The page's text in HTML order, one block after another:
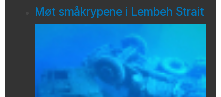
Møt småkrypene i Lembeh Strait